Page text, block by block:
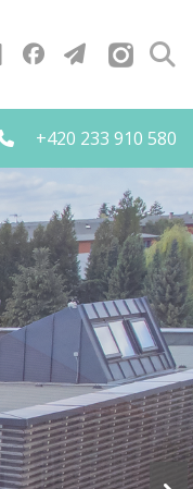
+420 233 910 580